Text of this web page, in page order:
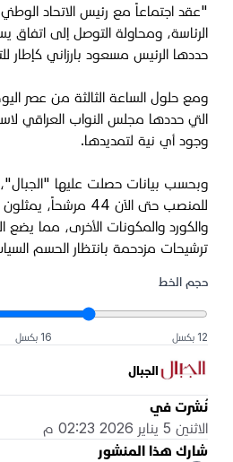
"عقد اجتماعاً مع رئيس الاتحاد
الرئاسة، ومحاولة التوصل إلى اتفاق
حددها الرئيس مسعود بارزاني كإطار
ومع حلول الساعة الثالثة من عصر
التي حددها مجلس النواب العراقي
وجود أي نية لتمديدها.
وبحسب بيانات حصلت عليها
للمنصب حتى الآن 44
والكورد والمكونات الأخرى، مما يضع
ترشيحات مزدحمة بانتظار الحسم
حجم الخط
12 بكسل 16 بكسل
الجبال
نُشرت في
الاثنين 5 يناير 2026 02:23 م
شارك هذا المنشور